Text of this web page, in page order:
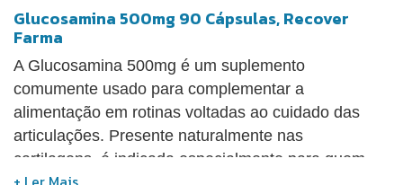
Glucosamina 500mg 90 Cápsulas, Recover
Farma
A Glucosamina 500mg é um suplemento
comumente usado para complementar a
alimentação em rotinas voltadas ao cuidado das
articulações. Presente naturalmente nas
cartilagens, é indicada especialmente para quem